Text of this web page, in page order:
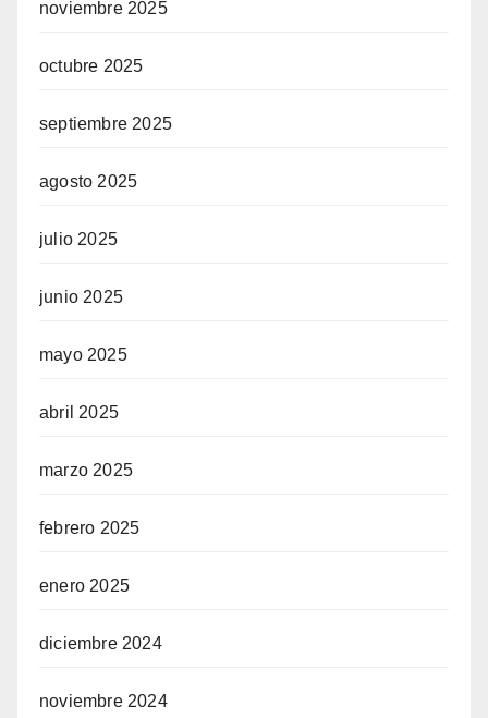
noviembre 2025
octubre 2025
septiembre 2025
agosto 2025
julio 2025
junio 2025
mayo 2025
abril 2025
marzo 2025
febrero 2025
enero 2025
diciembre 2024
noviembre 2024